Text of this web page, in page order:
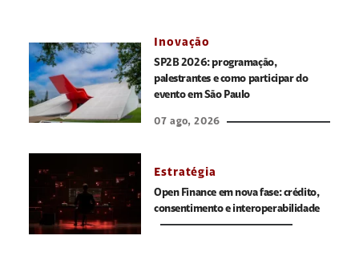
Inovação
SP2B 2026: programação,
palestrantes e como participar do
evento em São Paulo
07 ago, 2026
Estratégia
Open Finance em nova fase: crédito,
consentimento e interoperabilidade